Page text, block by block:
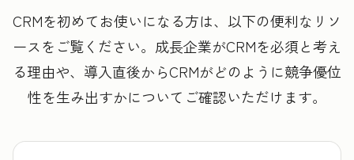
CRMを初めてお使いになる方は、以下の便利なリソ
ースをご覧ください。成長企業がCRMを必須と考え
る理由や、導入直後からCRMがどのように競争優位
性を生み出すかについてご確認いただけます。